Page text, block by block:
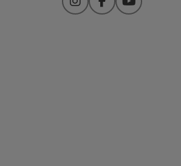
InstagramFacebookYouTube